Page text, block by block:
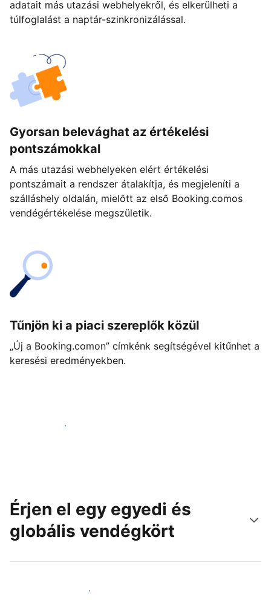
adatait más utazási webhelyekről, és elkerülheti a
túlfoglalást a naptár-szinkronizálással.
Gyorsan belevághat az értékelési
pontszámokkal
A más utazási webhelyeken elért értékelési
pontszámait a rendszer átalakítja, és megjeleníti a
szálláshely oldalán, mielőtt az első Booking.comos
vendégértékelése megszületik.
Tűnjön ki a piaci szereplők közül
„Új a Booking.comon” címkénk segítségével kitűnhet a
keresési eredményekben.
Vágjon bele még ma
Érjen el egy egyedi és
globális vendégkört
Érjen el új vendégeket még ma